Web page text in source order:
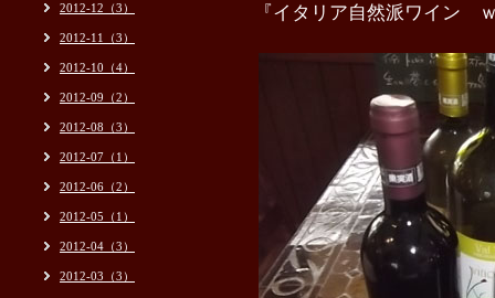
『イタリア自然派ワイン
2012-12（3）
2012-11（3）
2012-10（4）
2012-09（2）
2012-08（3）
2012-07（1）
2012-06（2）
2012-05（1）
2012-04（3）
2012-03（3）